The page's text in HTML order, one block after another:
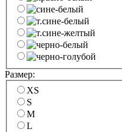
Размер:
XS
S
M
L